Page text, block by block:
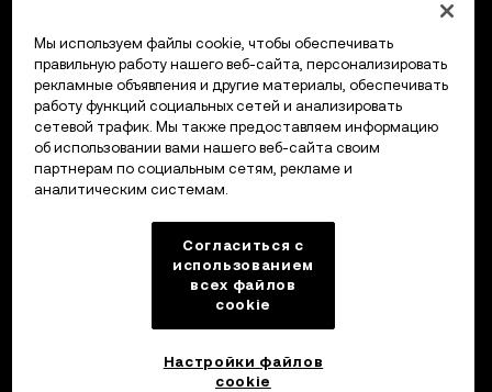
Мы используем файлы cookie, чтобы обеспечивать
правильную работу нашего веб-сайта, персонализировать
рекламные объявления и другие материалы, обеспечивать
работу функций социальных сетей и анализировать
сетевой трафик. Мы также предоставляем информацию
об использовании вами нашего веб-сайта своим
партнерам по социальным сетям, рекламе и
аналитическим системам.
Согласиться с
использованием
всех файлов
cookie
Настройки файлов
cookie